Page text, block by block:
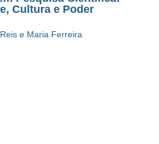
Cultura e Poder
e Maria Ferreira